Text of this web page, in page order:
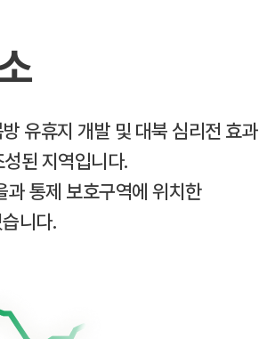
유휴지 개발 및 대북 심리전 효과
된 지역입니다.
과 통제 보호구역에 위치한
니다.